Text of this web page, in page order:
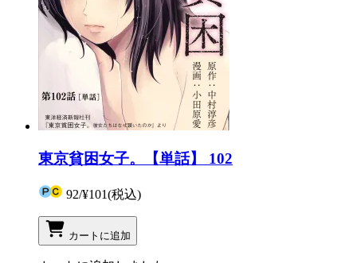
東京貧困女子。【単話】 102
92/¥101(税込)
カートに追加